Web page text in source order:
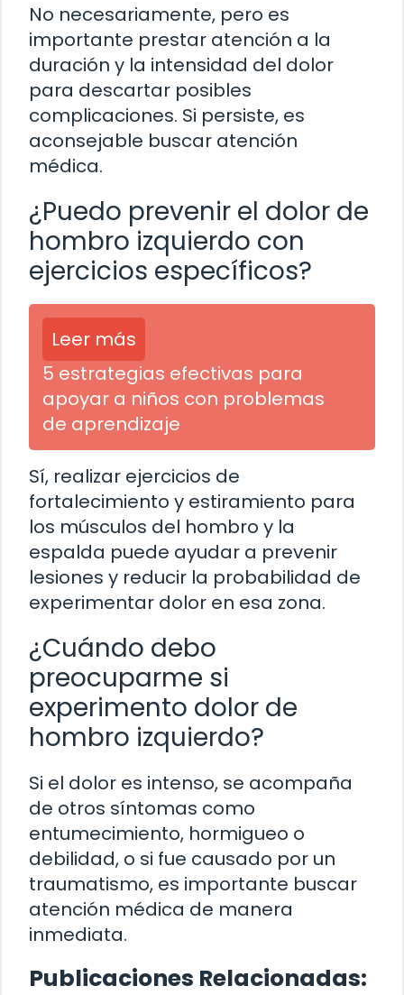
No necesariamente, pero es
importante prestar atención a la
duración y la intensidad del dolor
para descartar posibles
complicaciones. Si persiste, es
aconsejable buscar atención
médica.
¿Puedo prevenir el dolor de
hombro izquierdo con
ejercicios específicos?
Leer más
5 estrategias efectivas para
apoyar a niños con problemas
de aprendizaje
Sí, realizar ejercicios de
fortalecimiento y estiramiento para
los músculos del hombro y la
espalda puede ayudar a prevenir
lesiones y reducir la probabilidad de
experimentar dolor en esa zona.
¿Cuándo debo
preocuparme si
experimento dolor de
hombro izquierdo?
Si el dolor es intenso, se acompaña
de otros síntomas como
entumecimiento, hormigueo o
debilidad, o si fue causado por un
traumatismo, es importante buscar
atención médica de manera
inmediata.
Publicaciones Relacionadas: